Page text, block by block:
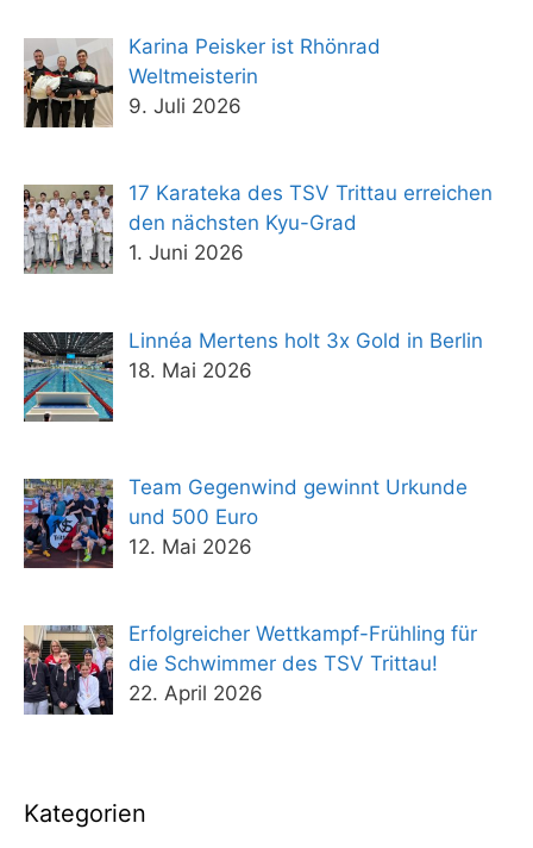
Karina Peisker ist Rhönrad
Weltmeisterin
9. Juli 2026
17 Karateka des TSV Trittau erreichen
den nächsten Kyu-Grad
1. Juni 2026
Linnéa Mertens holt 3x Gold in Berlin
18. Mai 2026
Team Gegenwind gewinnt Urkunde
und 500 Euro
12. Mai 2026
Erfolgreicher Wettkampf-Frühling für
die Schwimmer des TSV Trittau!
22. April 2026
Kategorien